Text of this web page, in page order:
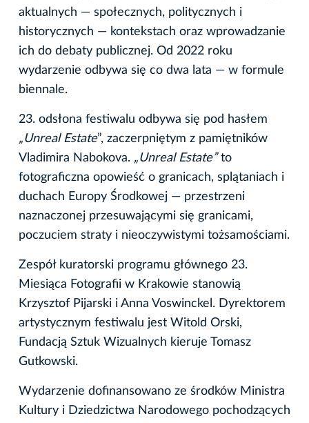
aktualnych — społecznych, politycznych i
historycznych — kontekstach oraz wprowadzanie
ich do debaty publicznej. Od 2022 roku
wydarzenie odbywa się co dwa lata — w formule
biennale.
23. odsłona festiwalu odbywa się pod hasłem
„Unreal Estate”, zaczerpniętym z pamiętników
Vladimira Nabokova. „Unreal Estate”to
fotograficzna opowieść o granicach, splątaniach i
duchach Europy Środkowej — przestrzeni
naznaczonej przesuwającymi się granicami,
poczuciem straty i nieoczywistymi tożsamościami.
Zespół kuratorski programu głównego 23.
Miesiąca Fotografii w Krakowie stanowią
Krzysztof Pijarski i Anna Voswinckel. Dyrektorem
artystycznym festiwalu jest Witold Orski,
Fundacją Sztuk Wizualnych kieruje Tomasz
Gutkowski.
Wydarzenie dofinansowano ze środków Ministra
Kultury i Dziedzictwa Narodowego pochodzących